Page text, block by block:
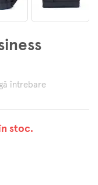
întrebare
stoc.